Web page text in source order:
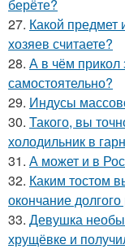
берёте?
27. Какой предмет
хозяев считаете?
28. А в чём прикол
самостоятельно?
29. Индусы
30. Такого, вы
холодильник в
31. А может и в
32. Каким тостом
окончание
33. Девушка
хрущёвке и